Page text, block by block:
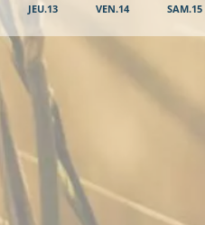
JEU.13 VEN.14 SAM.15